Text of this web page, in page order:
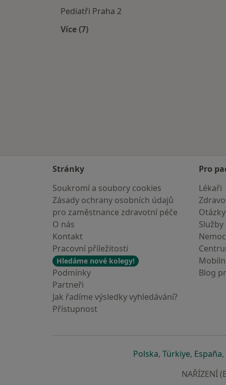
Pediatři Praha 2
Více (7)
Stránky
Soukromí a soubory cookies
Zásady ochrany osobních údajů
pro zaměstnance zdravotní péče
O nás
Kontakt
Pracovní příležitosti
Hledáme nové kolegy!
Podmínky
Partneři
Jak řadíme výsledky vyhledávání?
Přístupnost
Pro
Lékaři
Služby
Blog
Polskase otevře v nové
, Türkiyese
, España,
NAŘÍZENÍ